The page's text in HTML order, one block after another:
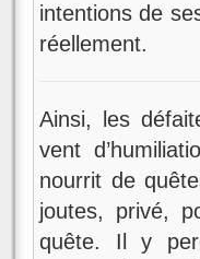
intentions de
réellement.
Ainsi, les
vent
nourrit de
joutes, privé,
quête. Il y